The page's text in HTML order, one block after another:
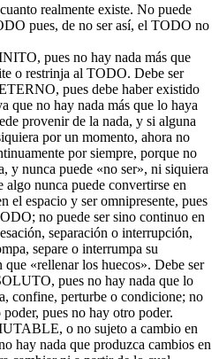
realmente existe. No puede
pues, de no ser así, el TODO no
pues no hay nada más que
o restrinja al TODO. Debe ser
pues debe haber existido
que no hay nada más que lo haya
provenir de la nada, y si alguna
por un momento, ahora no
por siempre, porque no
y nunca puede «no ser», ni siquiera
nunca puede convertirse en
el espacio y ser omnipresente, pues
no puede ser sino continuo en
separación o interrupción,
separe o interrumpa su
«rellenar los huecos». Debe ser
pues no hay nada que lo
confine, perturbe o condicione; no
pues no hay otro poder.
o no sujeto a cambio en
hay nada que produzca cambios en